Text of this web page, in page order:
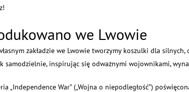
we Lwowie
zakładzie we Lwowie tworzymy koszulki dla
inspirując się odważnymi wojownikami,
„Independence War” („Wojna o niepodległość”)